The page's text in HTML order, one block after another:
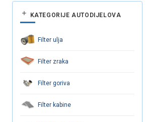
KATEGORIJE AUTODIJELOVA
Filter ulja
Filter zraka
Filter goriva
Filter kabine